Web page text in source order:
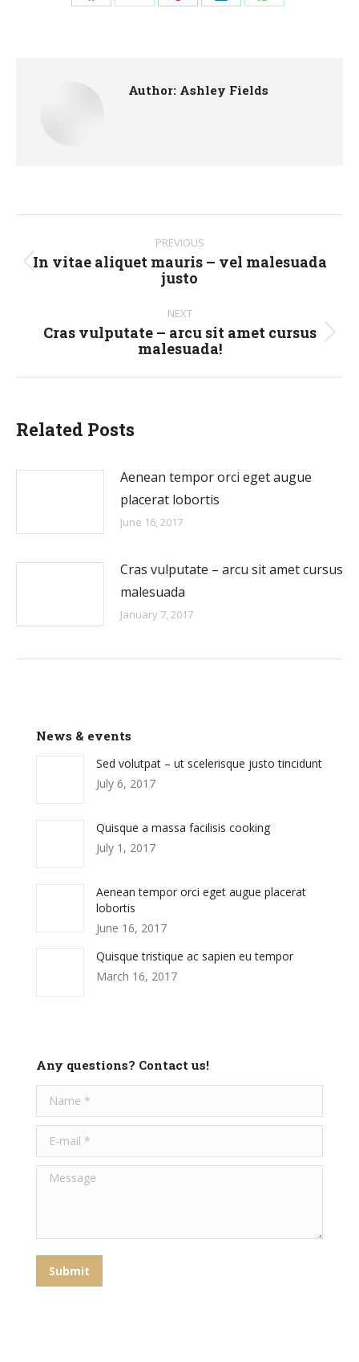
Share Share Share Share Share
Author: Ashley Fields
navigation
PREVIOUS
Previous
In vitae aliquet mauris – vel malesuada
justo
NEXT
Next
Cras vulputate – arcu sit amet cursus
malesuada!
Related Posts
Aenean tempor orci eget augue
placerat lobortis
June 16, 2017
Cras vulputate – arcu sit amet cursus
malesuada
January 7, 2017
News & events
Sed volutpat – ut scelerisque justo tincidunt
July 6, 2017
Quisque a massa facilisis cooking
July 1, 2017
Aenean tempor orci eget augue placerat
lobortis
June 16, 2017
Quisque tristique ac sapien eu tempor
March 16, 2017
Any questions? Contact us!
Message
Submit